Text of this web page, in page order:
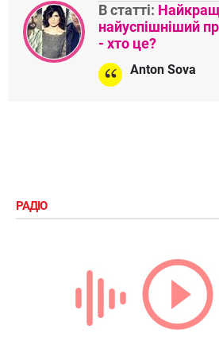
В статті:
найуспішніший
- хто це?
Anton Sova
РАДІО